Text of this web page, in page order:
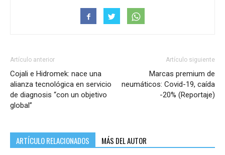
Artículo anterior
Cojali e Hidromek: nace una
alianza tecnológica en servicio
de diagnosis “con un objetivo
global”
Artículo siguiente
Marcas premium de
neumáticos: Covid-19, caída
-20% (Reportaje)
ARTÍCULO RELACIONADOS MÁS DEL AUTOR